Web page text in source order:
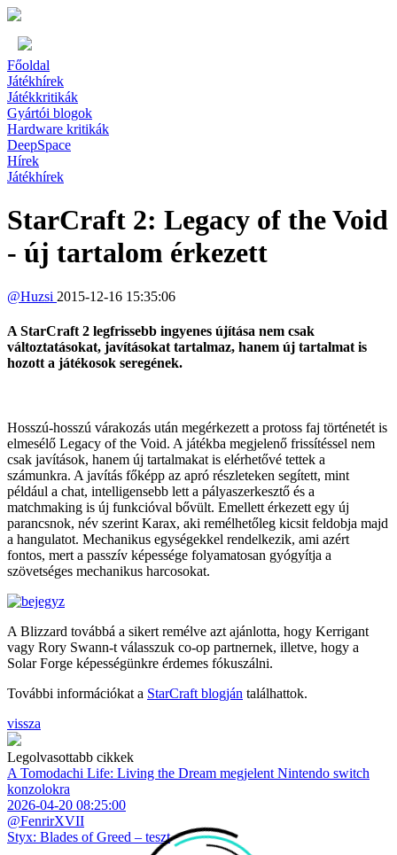
Főoldal
Játékhírek
Játékkritikák
Gyártói blogok
Hardware kritikák
DeepSpace
Hírek
Játékhírek
StarCraft 2: Legacy of the Void
- új tartalom érkezett
@Huzsi 2015-12-16 15:35:06
A StarCraft 2 legfrissebb ingyenes újítása nem csak
változtatásokat, javításokat tartalmaz, hanem új tartalmat is
hozott a játékosok seregének.
Hosszú-hosszú várakozás után megérkezett a protoss faj történetét is
elmesélő Legacy of the Void. A játékba megjelenő frissítéssel nem
csak javítások, hanem új tartalmakat is elérhetővé tettek a
számunkra. A javítás főképp az apró részleteken segített, mint
például a chat, intelligensebb lett a pályaszerkesztő és a
matchmaking is új funkcióval bővült. Emellett érkezett egy új
parancsnok, név szerint Karax, aki remélhetőleg kicsit feldobja majd
a hangulatot. Mechanikus egységekkel rendelkezik, ami azért
fontos, mert a passzív képessége folyamatosan gyógyítja a
szövetséges mechanikus harcosokat.
A Blizzard továbbá a sikert remélve azt ajánlotta, hogy Kerrigant
vagy Rory Swann-t válasszuk co-op partnernek, illetve, hogy a
Solar Forge képességünkre érdemes fókuszálni.
További információkat a StarCraft blogján találhattok.
vissza
Legolvasottabb cikkek
A Tomodachi Life: Living the Dream megjelent Nintendo switch
konzolokra
2026-04-20 08:25:00
@FenrirXVII
Styx: Blades of Greed – teszt